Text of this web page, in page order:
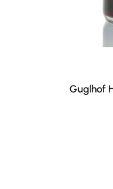
Guglhof